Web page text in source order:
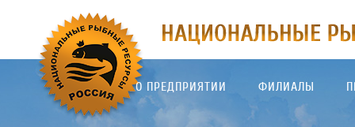
О ПРЕДПРИЯТИИ ФИЛИАЛЫ